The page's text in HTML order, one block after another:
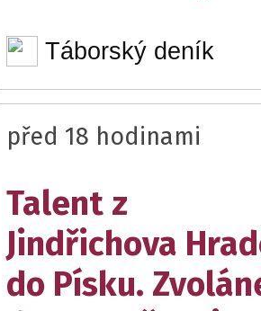
Táborský deník
před 18 hodinami
Talent z
Jindřichova
do Písku.